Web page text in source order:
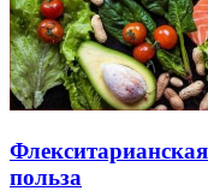
польза